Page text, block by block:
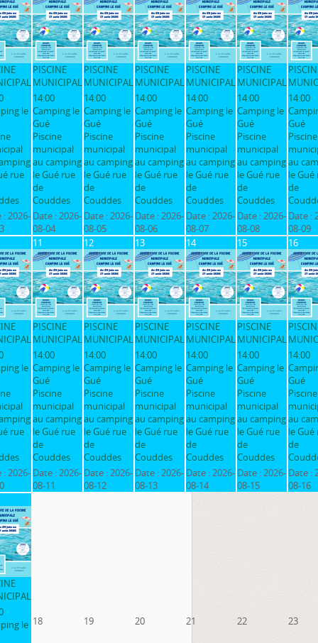
le
rue
:2026-
PISCINE
MUNICIPAL
14:00
Camping le
Gué
Piscine
municipal
au camping
le Gué rue
de
Couddes
Date :2026-
08-04
PISCINE
MUNICIPAL
14:00
Camping le
Gué
Piscine
municipal
au camping
le Gué rue
de
Couddes
Date :2026-
08-05
PISCINE
MUNICIPAL
14:00
Camping le
Gué
Piscine
municipal
au camping
le Gué rue
de
Couddes
Date :2026-
08-06
PISCINE
MUNICIPAL
14:00
Camping le
Gué
Piscine
municipal
au camping
le Gué rue
de
Couddes
Date :2026-
08-07
PISCINE
MUNICIPAL
14:00
Camping le
Gué
Piscine
municipal
au camping
le Gué rue
de
Couddes
Date :2026-
08-08
14:00
Gué
Piscine
au
le Gué
de
Date :
08-09
le
rue
:2026-
11
PISCINE
MUNICIPAL
14:00
Camping le
Gué
Piscine
municipal
au camping
le Gué rue
de
Couddes
Date :2026-
08-11
12
PISCINE
MUNICIPAL
14:00
Camping le
Gué
Piscine
municipal
au camping
le Gué rue
de
Couddes
Date :2026-
08-12
13
PISCINE
MUNICIPAL
14:00
Camping le
Gué
Piscine
municipal
au camping
le Gué rue
de
Couddes
Date :2026-
08-13
14
PISCINE
MUNICIPAL
14:00
Camping le
Gué
Piscine
municipal
au camping
le Gué rue
de
Couddes
Date :2026-
08-14
15
PISCINE
MUNICIPAL
14:00
Camping le
Gué
Piscine
municipal
au camping
le Gué rue
de
Couddes
Date :2026-
08-15
16
14:00
Gué
Piscine
au
le Gué
de
Date :
08-16
le 18 19 20 21 22 23